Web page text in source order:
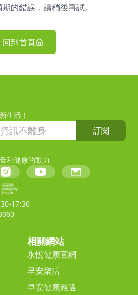
的錯誤，請稍後再試。
回到首頁
生活！
訂閱
和健康的動力
17:30
相關網站
永悅健康官網
早安樂活
早安健康嚴選